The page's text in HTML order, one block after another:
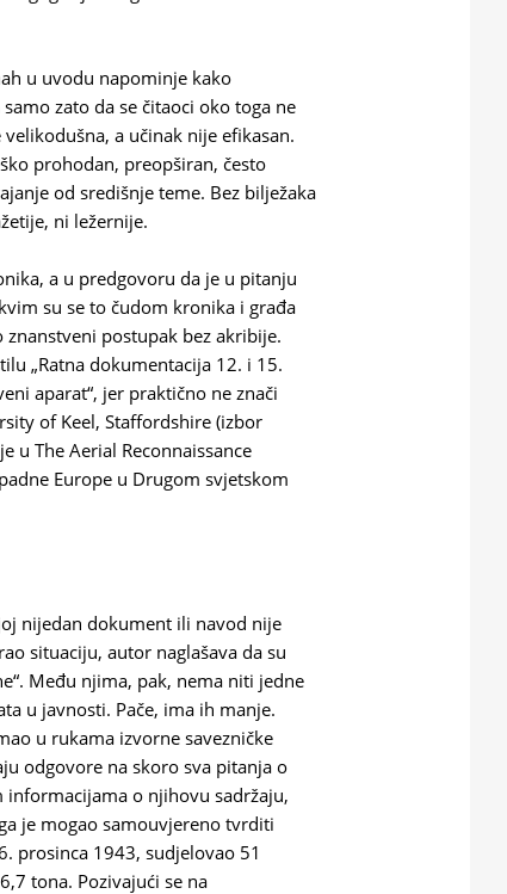
u uvodu napominje kako
zato da se čitaoci oko toga ne
a učinak nije efikasan.
prohodan, preopširan, često
od središnje teme. Bez bilježaka
ni ležernije.
a u predgovoru da je u pitanju
su se to čudom kronika i građa
postupak bez akribije.
„Ratna dokumentacija 12. i 15.
aparat“, jer praktično ne znači
of Keel, Staffordshire (izbor
u The Aerial Reconnaissance
Europe u Drugom svjetskom
nijedan dokument ili navod nije
situaciju, autor naglašava da su
Među njima, pak, nema niti jedne
u javnosti. Pače, ima ih manje.
u rukama izvorne savezničke
odgovore na skoro sva pitanja o
informacijama o njihovu sadržaju,
je mogao samouvjereno tvrditi
prosinca 1943, sudjelovao 51
tona. Pozivajući se na